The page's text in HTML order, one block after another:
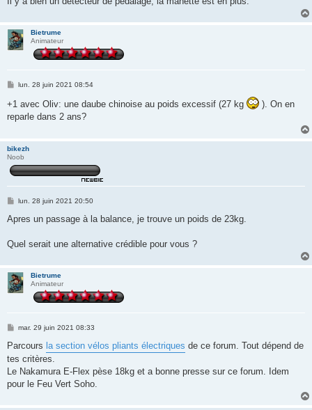
Bietrume
Animateur
M
s
s
a
lun. 28 juin 2021 08:54
+1 avec Oliv: une daube chinoise au poids excessif (27 kg
). On en
reparle dans 2 ans?
bikezh
Noob
M
s
g
lun. 28 juin 2021 20:50
Apres un passage à la balance, je trouve un poids de 23kg.
Quel serait une alternative crédible pour vous ?
Bietrume
Animateur
M
s
a
g
e
mar. 29 juin 2021 08:33
Parcours la section vélos pliants électriques de ce forum. Tout dépend de
tes critères.
Le Nakamura E-Flex pèse 18kg et a bonne presse sur ce forum. Idem
pour le Feu Vert Soho.